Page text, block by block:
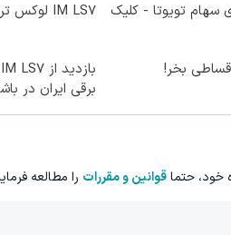
سهام تویوتا - کلیک
IM LS7 لوکس ترین شاسی بلند برقی ایران
بخر!
برقی ایران در
خود، حتماقوانین و مقررات را مطالعه